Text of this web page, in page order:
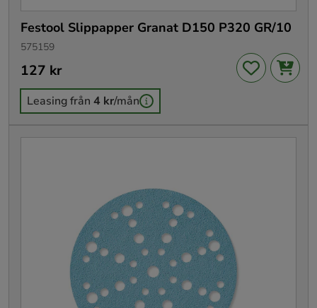
Festool Slippapper Granat D150 P320 GR/10
575159
Pris: 127 kr
127 kr
Leasing från 4 kr/mån